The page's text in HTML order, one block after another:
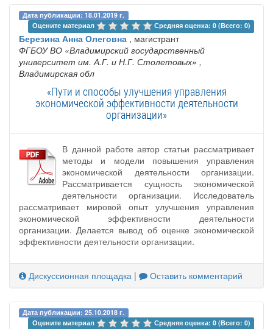
Дата публикации: 18.01.2019 г.
Оцените материал
Средняя оценка: 0 (Всего: 0)
Березина Анна Олеговна , магистрант
ФГБОУ ВО «Владимирский государственный
университет им. А.Г. и Н.Г. Столетовых» ,
Владимирская обл
«Пути и способы улучшения управления
экономической эффективности деятельности
организации»
В данной работе автор статьи рассматривает
методы и модели повышения управления
экономической деятельности организации.
Рассматривается сущность экономической
деятельности организации. Исследователь
рассматривает мировой опыт улучшения управления
экономической эффективности деятельности
организации. Делается вывод об оценке экономической
эффективности деятельности организации.
Дискуссионная площадка | Оставить комментарий
Дата публикации: 25.10.2018 г.
Оцените материал
Средняя оценка: 0 (Всего: 0)